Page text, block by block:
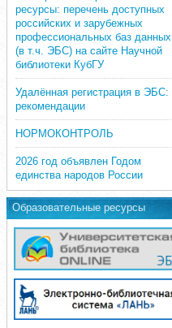
ресурсы: перечень доступных
российских и зарубежных
профессиональных баз данных
(в т.ч. ЭБС) на сайте Научной
библиотеки КубГУ
Удалённая регистрация в ЭБС:
рекомендации
НОРМОКОНТРОЛЬ
2026 год объявлен Годом
единства народов России
Образовательные ресурсы